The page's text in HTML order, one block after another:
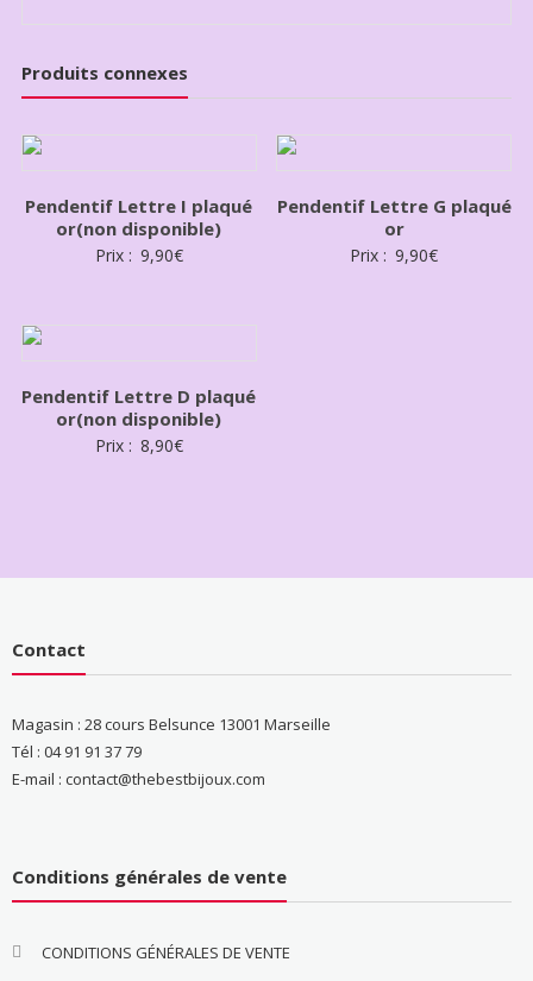
Produits connexes
Pendentif Lettre I plaqué
or(non disponible)
Prix : 9,90€
Pendentif Lettre G plaqué
or
Prix : 9,90€
Pendentif Lettre D plaqué
or(non disponible)
Prix : 8,90€
Contact
Magasin : 28 cours Belsunce 13001 Marseille
Tél : 04 91 91 37 79
E-mail : contact@thebestbijoux.com
Conditions générales de vente
CONDITIONS GÉNÉRALES DE VENTE